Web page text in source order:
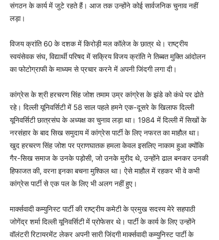
संगठन के कार्य में जुटे रहते हैं। आज तक उन्होंने कोई सार्वजनिक चुनाव नहीं
लड़ा।
विजय क्रांति 60 के दशक में किरोड़ी मल कॉलेज के छात्र थे। राष्ट्रीय
स्वयंसेवक संघ, विद्यार्थी परिषद में सक्रिय विजय क्रांति ने तिब्बत मुक्ति आंदोलन
का फोटोग्राफी के माध्यम से प्रचार करने में अपनी जिंदगी लगा दी।
कांग्रेस के श्री हरचरण सिंह जोश तमाम उम्र कांग्रेस के झंडे को कंधे पर ढोते
रहे। दिल्ली यूनिवर्सिटी में 58 साल पहले हमने एक-दूसरे के खिलाफ दिल्ली
यूनिवर्सिटी छात्रसंघ के अध्यक्ष का चुनाव लड़ा था। 1984 में दिल्ली में सिखों के
नरसंहार के बाद सिख समुदाय में कांग्रेस पार्टी के लिए नफरत का माहौल था।
खुद हरचरण सिंह जोश पर प्राणघातक हमला केवल इसलिए नाकाम हुआ क्योंकि
गैर-सिख समाज के उनके पड़ोसी, जो उनके मुरीद थे, उन्होंने ढाल बनकर उनकी
हिफाजत की, वरना इनका बचना मुश्किल था। ऐसे माहौल में रहकर भी वे कभी
कांग्रेस पार्टी से एक पल के लिए भी अलग नहीं हुए।
मार्क्सवादी कम्युनिस्ट पार्टी की राष्ट्रीय कमेटी के प्रमुख सदस्य मेरे सहपाठी
जोगेंद्र शर्मा दिल्ली यूनिवर्सिटी में प्रोफेसर थे। पार्टी के कार्य के लिए उन्होंने
वॉलंटरी रिटायरमेंट लेकर अपनी सारी जिंदगी मार्क्सवादी कम्युनिस्ट पार्टी के